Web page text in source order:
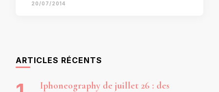
20/07/2014
ARTICLES RÉCENTS
Iphoneography de juillet 26 : des